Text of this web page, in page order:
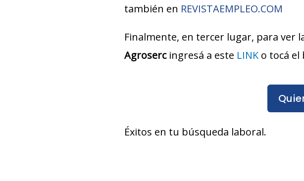
también en REVISTAEMPLEO.COM
Finalmente, en tercer lugar, para ver
Agrosercingresá a este LINKo tocá el
Éxitos en tu búsqueda laboral.